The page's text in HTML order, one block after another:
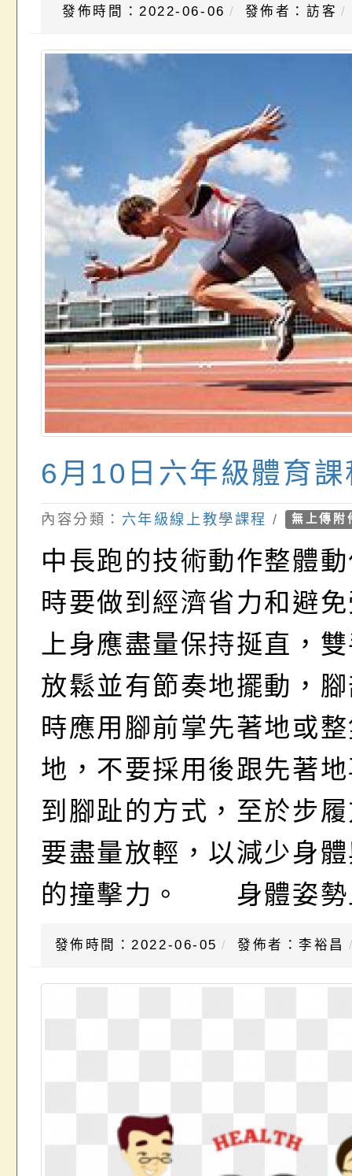
發佈時間：2022-06-06 發佈者：訪客
6月10日六年級體育課
內容分類： 六年級線上教學課程 / 無上傳附
中長跑的技術動作整體
時要做到經濟省力和避
上身應盡量保持挻直，
放鬆並有節奏地擺動，
時應用腳前掌先著地或
地，不要採用後跟先著
到腳趾的方式，至於步
要盡量放輕，以減少身
的撞擊力。 身體姿勢
發佈時間：2022-06-05 發佈者：李裕昌